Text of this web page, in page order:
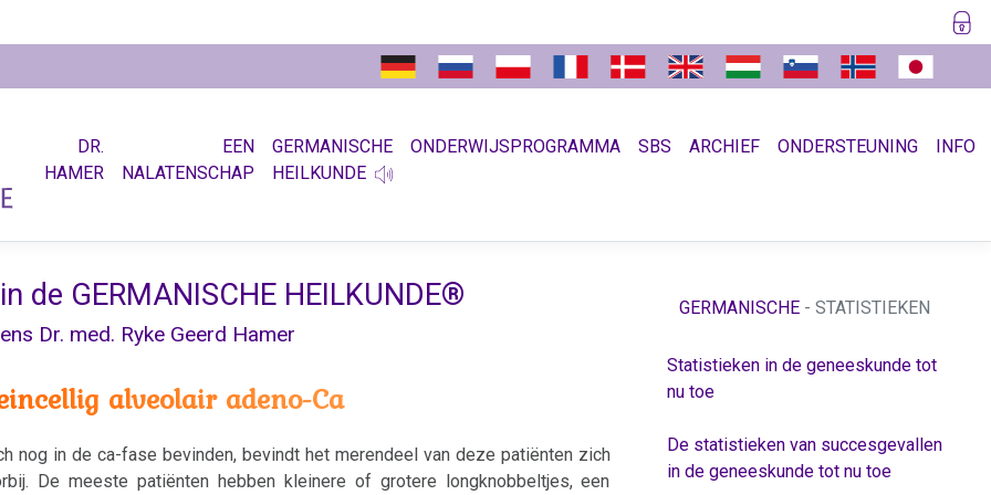
DR.
HAMER
EEN
NALATENSCHAP
GERMANISCHE
HEILKUNDE
ONDERWIJSPROGRAMMA SBS ARCHIEF ONDERSTEUNING INFO
de GERMANISCHE HEILKUNDE®
Dr. med. Ryke Geerd Hamer
alveolair adeno-Ca
nog in de ca-fase bevinden, bevindt het merendeel van deze patiënten zich
De meeste patiënten hebben kleinere of grotere longknobbeltjes, een
GERMANISCHE- STATISTIEKEN
Statistieken in de geneeskunde tot
nu toe
De statistieken van succesgevallen
in de geneeskunde tot nu toe